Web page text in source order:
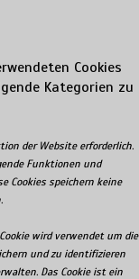
Cookies
Kategorien zu
der Website erforderlich.
Funktionen und
Cookies speichern keine
wird verwendet um die
und zu identifizieren
Das Cookie ist ein